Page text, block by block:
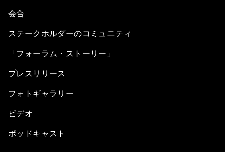
会合
ステークホルダーのコミュニティ
「フォーラム・ストーリー」
プレスリリース
フォトギャラリー
ビデオ
ポッドキャスト